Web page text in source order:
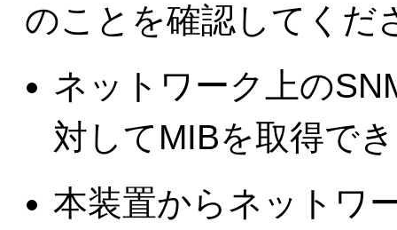
のことを確認してくだ
ネットワーク上の
対してMIBを取得で
本装置からネットワ